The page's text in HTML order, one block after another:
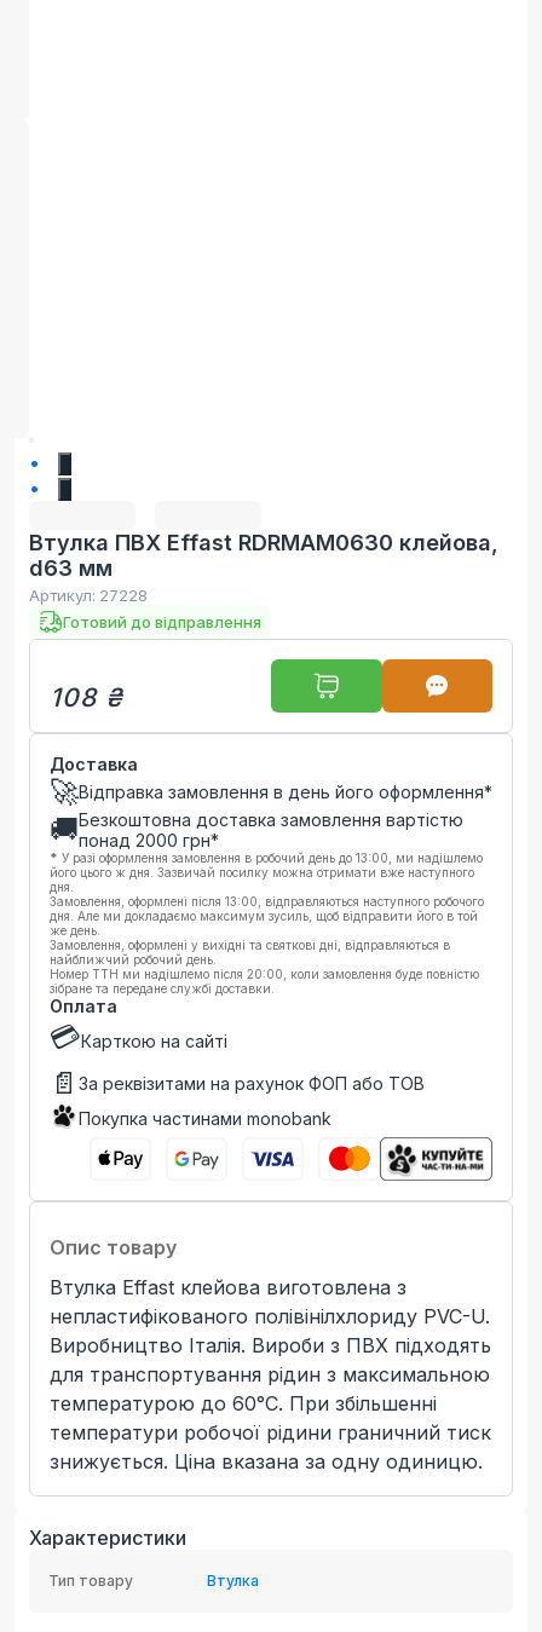
Втулка ПВХ Effast RDRMAM0630 клейова,
d63 мм
Артикул: 27228
Готовий до відправлення
108 ₴
Доставка
🚀Відправка замовлення в день його оформлення*
🚚Безкоштовна доставка замовлення вартістю
понад 2000 грн*
* У разі оформлення замовлення в робочий день до 13:00, ми надішлемо
його цього ж дня. Зазвичай посилку можна отримати вже наступного
дня.
Замовлення, оформлені після 13:00, відправляються наступного робочого
дня. Але ми докладаємо максимум зусиль, щоб відправити його в той
же день.
Замовлення, оформлені у вихідні та святкові дні, відправляються в
найближчий робочий день.
Номер ТТН ми надішлемо після 20:00, коли замовлення буде повністю
зібране та передане службі доставки.
Оплата
💳Карткою на сайті
📄 За реквізитами на рахунок ФОП або ТОВ
Покупка частинами monobank
Опис товару
Втулка Effast клейова виготовлена з
непластифікованого полівінілхлориду PVC-U.
Виробництво Італія. Вироби з ПВХ підходять
для транспортування рідин з максимальною
температурою до 60°C. При збільшенні
температури робочої рідини граничний тиск
знижується. Ціна вказана за одну одиницю.
Характеристики
Тип товару Втулка